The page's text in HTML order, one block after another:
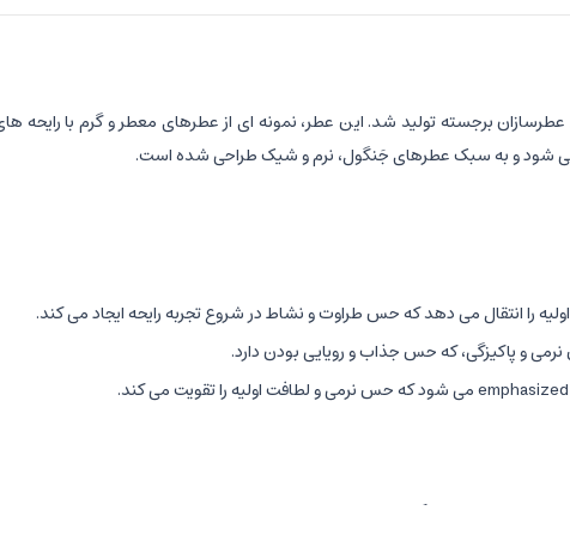
برند آریانا گراند و با همکاری عطرسازان برجسته تولید شد. این عطر، نمونه ای از عطرهای
می شود و به سبک عطرهای جَنگول، نرم و شیک طراحی شده است.
را انتقال می دهد که حس طراوت و نشاط در شروع تجربه رایحه ایجاد می کند.
و پاکیزگی، که حس جذاب و رویایی بودن دارد.
را تداعی می کند.